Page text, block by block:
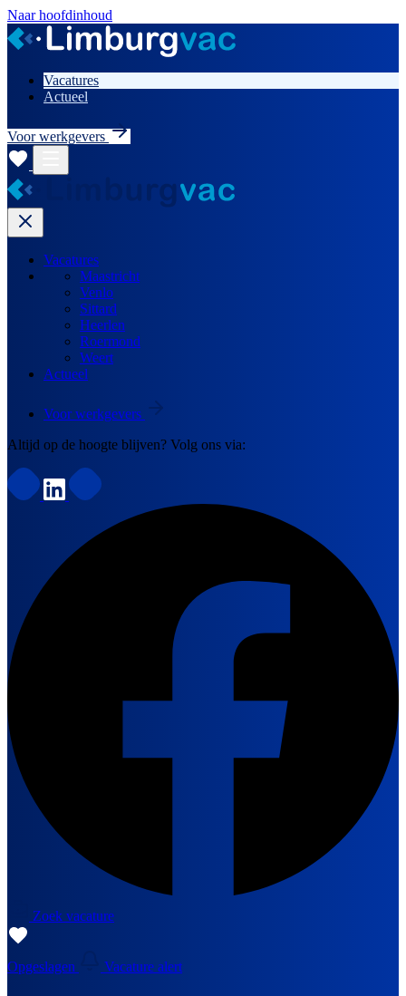
Naar hoofdinhoud
Vacatures
Actueel
Voor werkgevers
Vacatures
Maastricht
Venlo
Sittard
Heerlen
Roermond
Weert
Actueel
Voor werkgevers
Altijd op de hoogte blijven? Volg ons via:
Zoek vacature
Opgeslagen Vacature alert